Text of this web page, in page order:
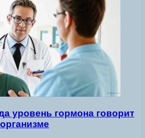
уровень гормона говорит